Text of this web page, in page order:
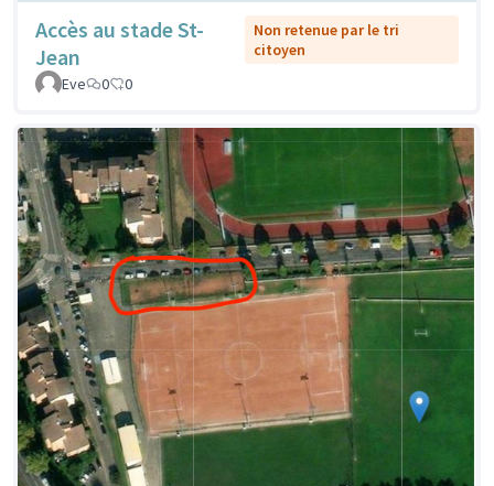
Accès au stade St-
Jean
Non retenue par le tri
citoyen
Eve
0 0